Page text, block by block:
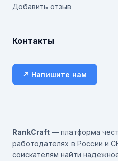
Добавить отзыв
Контакты
↗ Напишите нам
RankCraft — платформа
работодателях в России и
соискателям найти